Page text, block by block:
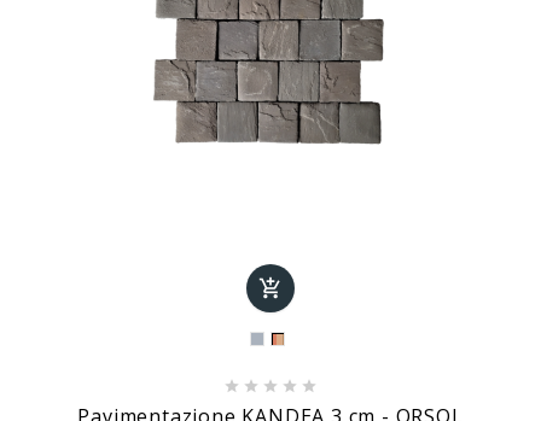

    